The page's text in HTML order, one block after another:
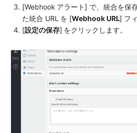
[Webhook アラート] で、統合を保
た統合 URL を [Webhook URL] フ
[設定の保存] をクリックします。